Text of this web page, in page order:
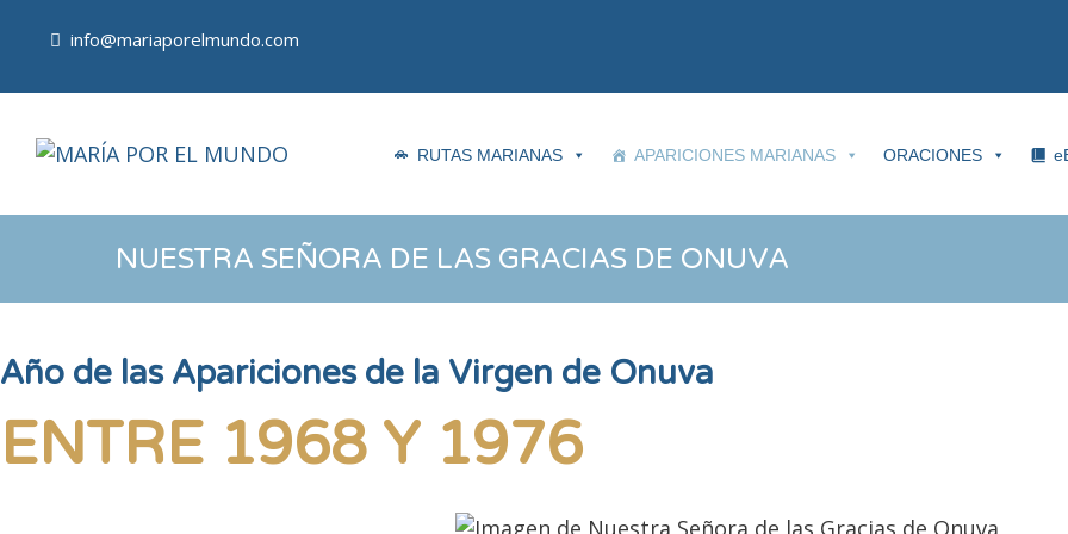
info@mariaporelmundo.com
RUTAS MARIANAS APARICIONES MARIANAS ORACIONES
NUESTRA SEÑORA DE LAS GRACIAS DE ONUVA
Año de las Apariciones de la Virgen de Onuva
ENTRE 1968 Y 1976